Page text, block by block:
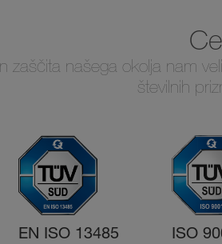
zaščita našega okolja nam
številnih
EN ISO 13485 ISO